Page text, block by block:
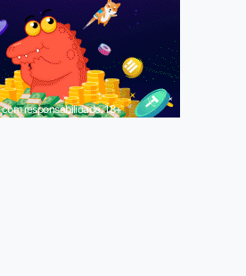
responsabilidade. 18+